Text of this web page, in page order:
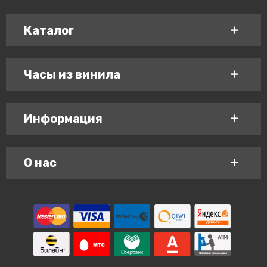
Каталог
Часы из винила
Информация
О нас